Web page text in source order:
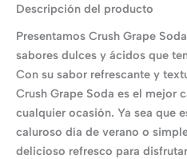
Descripción del producto
Presentamos Crush Grape
sabores dulces y ácidos que
Con su sabor refrescante y
Crush Grape Soda es el mejor
cualquier ocasión. Ya sea que
caluroso día de verano o
delicioso refresco para